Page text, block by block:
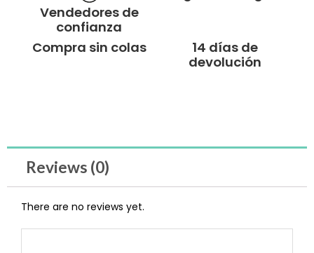
Vendedores de
confianza
Compra sin colas
14 días de
devolución
Reviews (0)
There are no reviews yet.